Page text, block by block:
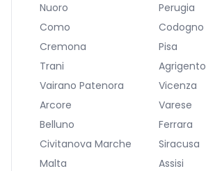
Nuoro
Perugia
Como
Codogno
Cremona
Pisa
Trani
Agrigento
Vairano Patenora
Vicenza
Arcore
Varese
Belluno
Ferrara
Civitanova Marche
Siracusa
Malta
Assisi